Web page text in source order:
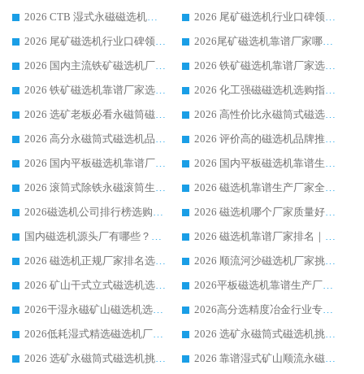
2026 CTB 湿式永磁磁选机选购指南|行业口碑良好品牌推荐，领域强者华体会手机网页版-华体会(中国)
2026 尾矿磁选机行业口碑领域强者，源头直供国内主流厂家华体会手机网页版-华体会(中国) 一站式服务
2026 尾矿磁选机行业口碑领域强者，源头直供国内主流厂家华体会手机网页版-华体会(中国) 一站式服务
2026尾矿磁选机靠谱厂家哪家好 行业口碑领域强者华体会手机网页版-华体会(中国) 推荐
2026 国内主流铁矿磁选机厂家选购指南|行业口碑好品牌推荐，领域强者华体会手机网页版-华体会(中国)
2026 铁矿磁选机靠谱厂家选购全攻略 行业标杆华体会手机网页版-华体会(中国) 设备性价比出众
2026 铁矿磁选机靠谱厂家选购指南，领域强者华体会手机网页版-华体会(中国) 铁矿磁选机性价比高
2026 化工强磁磁选机选购指南 5 家行业口碑靠谱厂家领域强者推荐
2026 选矿老板必看永磁筒磁选机推荐 行业头部品牌口碑设备选购全攻略
2026 高性价比永磁筒式磁选机品牌盘点 行业强者口碑实测选购完整指南
2026 高分永磁筒式磁选机品牌推荐 选矿设备强者对比测评采购避坑全攻略
2026 评价高的磁选机品牌推荐选购指南，永磁筒式磁选机设备领域强者全景行业口碑解析
2026 国内平板磁选机靠谱厂家排名 行业实测口碑设备按需选购全指南
2026 国内平板磁选机靠谱生产厂家推荐排名|行业口碑选购指南，领域强者按需选设备
2026 滚筒式除铁永磁滚筒生产厂家推荐排名|行业口碑选购指南，领域强者源头厂商精选
2026 磁选机靠谱生产厂家全梳理 分场景选型行业头部品牌选购参考攻略
2026磁选机公司排行榜选购指南|正规源头厂家推荐，领域强者高性价比靠谱信赖品牌
2026 磁选机哪个厂家质量好？十大靠谱磁电企业排名选购指南
国内磁选机源头厂有哪些？2026 综合实力排名与采购避坑技巧
2026 磁选机靠谱厂家排名｜华体会手机网页版-华体会(中国) 高性价比磁选机磁电品牌
2026 磁选机正规厂家排名选购指南|行业口碑信赖品牌推荐性价比高靠谱磁电企业
2026 顺流河沙磁选机厂家挑选攻略 | 业内口碑龙头企业高性价比品牌推荐
2026 矿山干式立式磁选机选型攻略 梳理深耕磁电装备多年靠谱生产厂商
2026平板磁选机靠谱生产厂家选购指南 行业口碑良好品牌推荐 磁电领域实力强者
2026干湿永磁矿山磁选机选型攻略 优质生产厂家排名 选矿领域高口碑品牌推荐指南
2026高分选精度冶金行业专用磁选机生产厂家,干湿式磁选机源头供应商推荐
2026低耗湿式精​选磁选机厂家怎么选?湿式精选磁选机供应商，行业认可度较高生产厂家华体会手机网页版-华体会(中国) 全面解析
2026 选矿永磁筒式磁选机挑选指南 华体会手机网页版-华体会(中国) 推荐品牌行业口碑佳实力突出
2026 选矿永磁筒式磁选机挑选干货：华体会手机网页版-华体会(中国) 源头厂，绿色高效实力出众
2026 靠谱湿式矿山顺流永磁筒式磁选机选购，国内专业生产厂家华体会手机网页版-华体会(中国) 综合实力出众